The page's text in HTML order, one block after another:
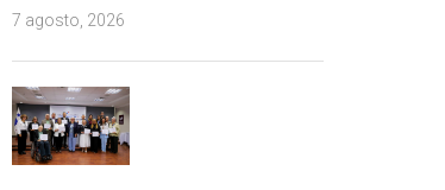
7 agosto, 2026